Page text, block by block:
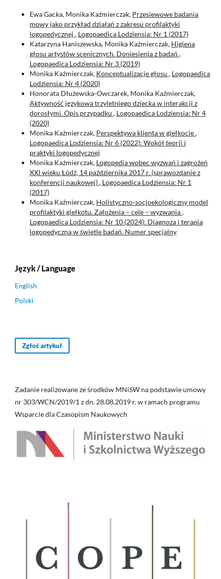
Ewa Gacka, Monika Kaźmierczak, Przesiewowe badania
mowy jako przykład działań z zakresu profilaktyki
logopedycznej , Logopaedica Lodziensia: Nr 1 (2017)
Katarzyna Haniszewska, Monika Kaźmierczak, Higiena
głosu artystów scenicznych. Doniesienia z badań ,
Logopaedica Lodziensia: Nr 3 (2019)
Monika Kaźmierczak, Konceptualizacje głosu , Logopaedica
Lodziensia: Nr 4 (2020)
Honorata Dłużewska-Owczarek, Monika Kaźmierczak,
Aktywność językowa trzyletniego dziecka w interakcji z
dorosłymi. Opis przypadku , Logopaedica Lodziensia: Nr 4
(2020)
Monika Kaźmierczak, Perspektywa klienta w giełkocie,
Logopaedica Lodziensia: Nr 6 (2022): Wokół teorii i
praktyki logopedycznej
Monika Kaźmierczak, Logopedia wobec wyzwań i zagrożeń
XXI wieku Łódź, 14 października 2017 r. (sprawozdanie z
konferencji naukowej), Logopaedica Lodziensia: Nr 1
(2017)
Monika Kaźmierczak, Holistyczno‑socjoekologiczny model
profilaktyki giełkotu. Założenia – cele – wyzwania,
Logopaedica Lodziensia: Nr 10 (2024): Diagnoza i terapia
logopedyczna w świetle badań. Numer specjalny
Język / Language
English
Polski
Zgłoś artykuł
Zadanie realizowane ze środków MNiSW na podstawie umowy
nr 303/WCN/2019/1 z dn. 28.08.2019 r. w ramach programu
Wsparcie dla Czasopism Naukowych